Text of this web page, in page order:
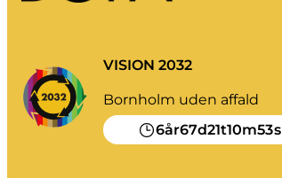
VISION 2032
Bornholm uden affald
6år67d21t10m53s